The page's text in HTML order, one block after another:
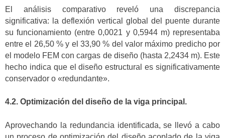
El análisis comparativo reveló una discrepancia
significativa: la deflexión vertical global del puente durante
su funcionamiento (entre 0,0021 y 0,5944 m) representaba
entre el 26,50 % y el 33,90 % del valor máximo predicho por
el modelo FEM con cargas de diseño (hasta 2,2434 m). Este
hecho indica que el diseño estructural es significativamente
conservador o «redundante».
4.2. Optimización del diseño de la viga principal.
Aprovechando la redundancia identificada, se llevó a cabo